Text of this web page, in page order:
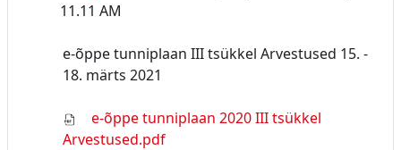
11.11 AM
e-õppe tunniplaan III tsükkel Arvestused 15. -
18. märts 2021
e-õppe tunniplaan 2020 III tsükkel
Arvestused.pdf